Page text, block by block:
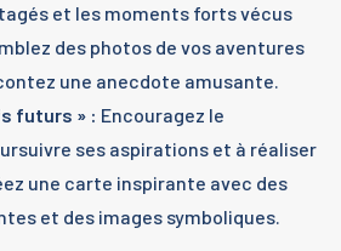
et les moments forts vécus
des photos de vos aventures
une anecdote amusante.
futurs » : Encouragez le
ses aspirations et à réaliser
une carte inspirante avec des
et des images symboliques.